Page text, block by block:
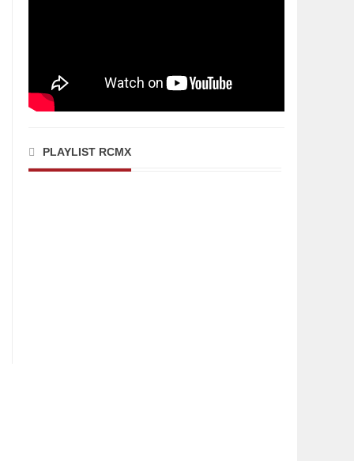
PLAYLIST RCMX